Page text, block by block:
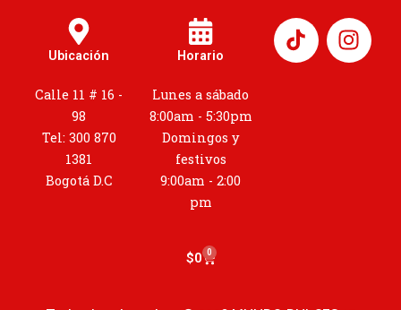
Ubicación
Calle 11 # 16 -
98
Tel: 300 870
1381
Bogotá D.C
Horario
Lunes a sábado
8:00am - 5:30pm
Domingos y
festivos
9:00am - 2:00
pm
I
n
s
$0 0
Cart